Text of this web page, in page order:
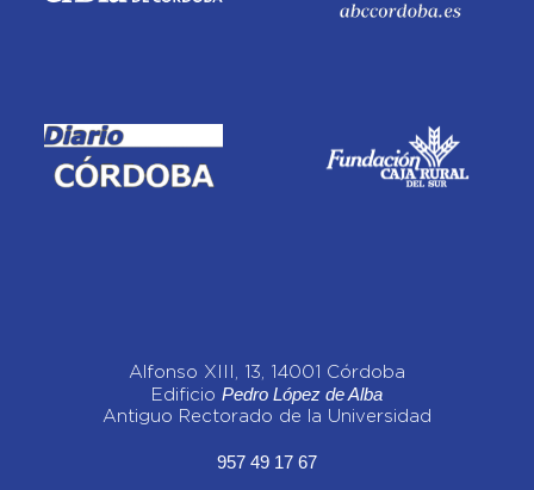
Alfonso XIII, 13, 14001 Córdoba
Edificio Pedro López de Alba
Antiguo Rectorado de la Universidad
957 49 17 67